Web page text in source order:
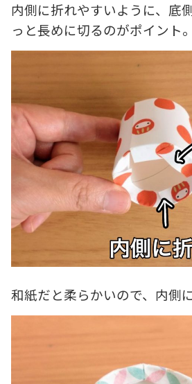
内側に折れやすいように、底
っと長めに切るのがポイント。
和紙だと柔らかいので、内側